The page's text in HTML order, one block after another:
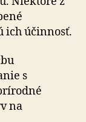
ich účinnosť.
s
na